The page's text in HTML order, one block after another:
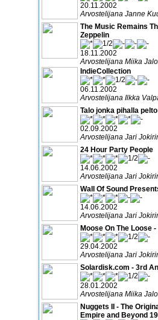
20.11.2002
Arvostelijana Janne
The Music Remains
Zeppelin
18.11.2002
Arvostelijana Miika
IndieCollection
06.11.2002
Arvostelijana Ilkka
Talo jonka pihalla pelto
02.09.2002
Arvostelijana Jari
24 Hour Party People
14.06.2002
Arvostelijana Jari
Wall Of Sound
14.06.2002
Arvostelijana Jari
Moose On The Loose
29.04.2002
Arvostelijana Jari
Solardisk.com - 3rd
28.01.2002
Arvostelijana Miika
Nuggets II - The
Empire and Beyond